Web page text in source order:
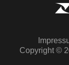
Copyright ©